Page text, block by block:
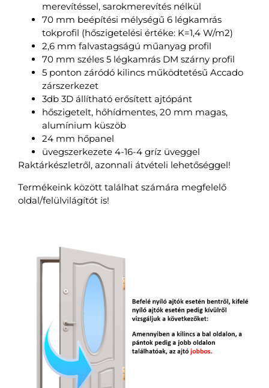
merevítéssel, sarokmerevítés nélkül
70 mm beépítési mélységű 6 légkamrás
tokprofil (hőszigetelési értéke: K=1,4 W/m2)
2,6 mm falvastagságú műanyag profil
70 mm széles 5 légkamrás DM szárny profil
5 ponton záródó kilincs működtetésű Accado
zárszerkezet
3db 3D állítható erősített ajtópánt
hőszigetelt, hőhídmentes, 20 mm magas,
alumínium küszöb
24 mm hőpanel
üvegszerkezete 4-16-4 gríz üveggel
Raktárkészletről, azonnali átvételi lehetőséggel!
Termékeink között találhat számára megfelelő
oldal/felülvilágítót is!